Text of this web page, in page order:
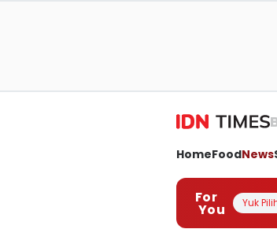
HomeFoodNews
For
You Yuk